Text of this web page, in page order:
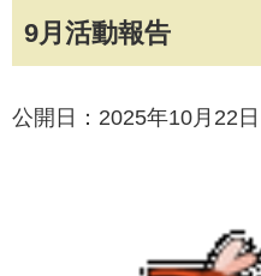
9月活動報告
公開日：2025年10月22